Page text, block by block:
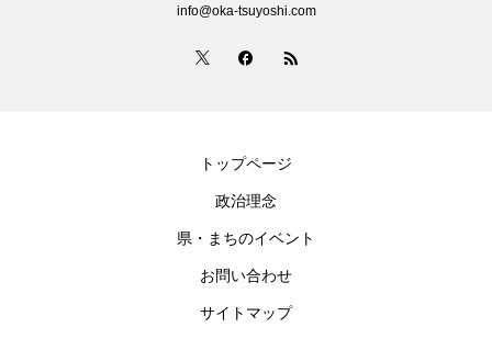
info@oka-tsuyoshi.com
トップページ
政治理念
県・まちのイベント
お問い合わせ
サイトマップ